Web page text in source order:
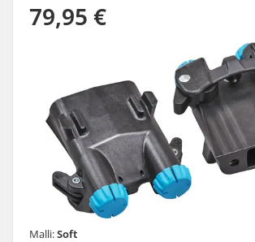
79,95 €
Malli:Soft